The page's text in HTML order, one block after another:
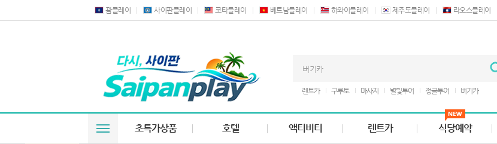
괌플레이 사이판플레이 코타플레이 베트남플레이 하와이플레이 제주도플레이 라오스플레이
렌트카 구루토 마사지 별빛투어 정글투어
버기카
초특가상품 호텔 액티비티 렌트카 식당예약